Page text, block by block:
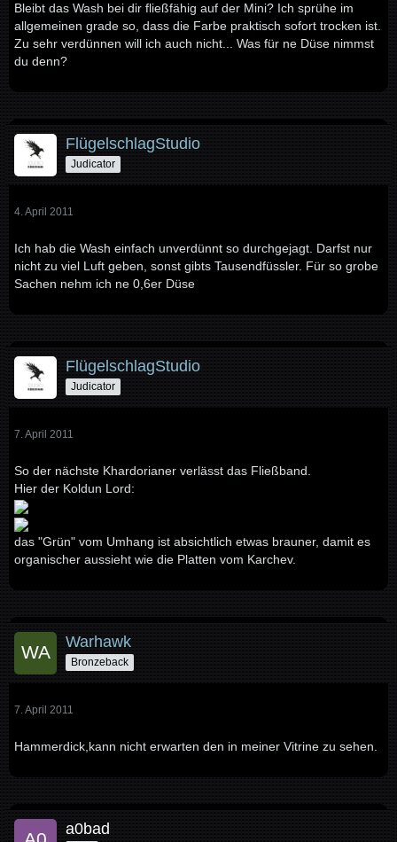
Bleibt das Wash bei dir fließfähig auf der Mini? Ich sprühe im
allgemeinen grade so, dass die Farbe praktisch sofort trocken ist.
Zu sehr verdünnen will ich auch nicht... Was für ne Düse nimmst
du denn?
FlügelschlagStudio
Judicator
4. April 2011
Ich hab die Wash einfach unverdünnt so durchgejagt. Darfst nur
nicht zu viel Luft geben, sonst gibts Tausendfüssler. Für so grobe
Sachen nehm ich ne 0,6er Düse
FlügelschlagStudio
Judicator
7. April 2011
So der nächste Khardorianer verlässt das Fließband.
Hier der Koldun Lord:
das "Grün" vom Umhang ist absichtlich etwas brauner, damit es
organischer aussieht wie die Platten vom Karchev.
Warhawk
Bronzeback
7. April 2011
Hammerdick,kann nicht erwarten den in meiner Vitrine zu sehen.
a0bad